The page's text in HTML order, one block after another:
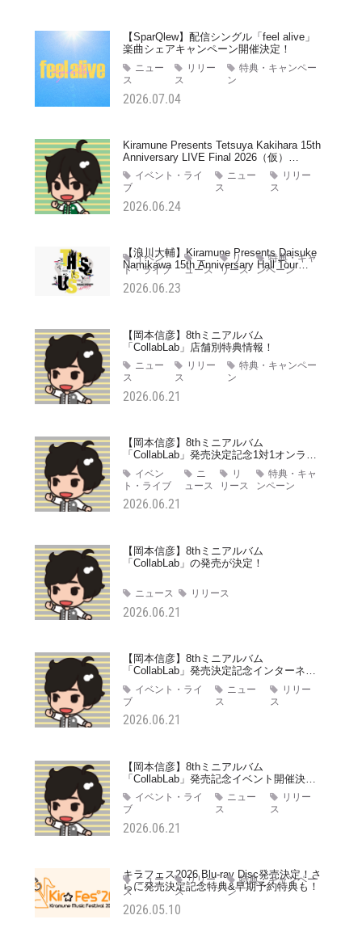
2026.07.04
【SparQlew】配信シングル「feel alive」
楽曲シェアキャンペーン開催決定！
ニュー
ス
リリー
ス
特典・キャンペー
ン
2026.06.24
Kiramune Presents Tetsuya Kakihara 15th
Anniversary LIVE Final 2026（仮）
Kiramune Star Club先行のご案内
イベント・ライ
ブ
ニュー
ス
リリー
ス
2026.06.23
【浪川大輔】Kiramune Presents Daisuke
Namikawa 15th Anniversary Hall Tour
THIS is US Blu-ray Disc 発売決定！
イベン
ト・ライブ
ニ
ュース
リ
リース
特典・キャ
ンペーン
2026.06.21
【岡本信彦】8thミニアルバム
「CollabLab」店舗別特典情報！
ニュー
ス
リリー
ス
特典・キャンペー
ン
2026.06.21
【岡本信彦】8thミニアルバム
「CollabLab」発売決定記念1対1オンライ
ントーク会開催決定！ ※6/22更新
イベン
ト・ライブ
ニ
ュース
リ
リース
特典・キャ
ンペーン
2026.06.21
【岡本信彦】8thミニアルバム
「CollabLab」の発売が決定！
ニュース リリース
2026.06.21
【岡本信彦】8thミニアルバム
「CollabLab」発売決定記念インターネッ
トサイン会開催決定！
イベント・ライ
ブ
ニュー
ス
リリー
ス
2026.06.21
【岡本信彦】8thミニアルバム
「CollabLab」発売記念イベント開催決
定！イベント・ライ
ブ
ニュー
ス
リリー
ス
2026.05.10
キラフェス2026 Blu-ray Disc発売決定！さ
らに発売決定記念特典&早期予約特典も！
ニュー
ス
リリー
ス
特典・キャンペー
ン